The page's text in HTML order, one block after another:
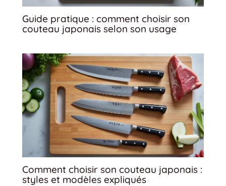
Guide pratique : comment choisir son
couteau japonais selon son usage
Comment choisir son couteau japonais :
styles et modèles expliqués